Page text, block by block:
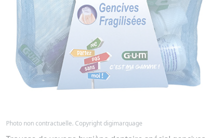
Photo non contractuelle. Copyright digimarquage